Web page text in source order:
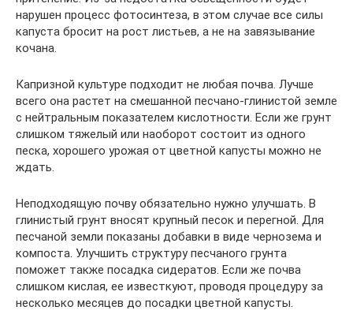
нарушен процесс фотосинтеза, в этом случае все силы
капуста бросит на рост листьев, а не на завязывание
кочана.
Капризной культуре подходит не любая почва. Лучше
всего она растет на смешанной песчано-глинистой земле
с нейтральным показателем кислотности. Если же грунт
слишком тяжелый или наоборот состоит из одного
песка, хорошего урожая от цветной капусты можно не
ждать.
Неподходящую почву обязательно нужно улучшать. В
глинистый грунт вносят крупный песок и перегной. Для
песчаной земли показаны добавки в виде чернозема и
компоста. Улучшить структуру песчаного грунта
поможет также посадка сидератов. Если же почва
слишком кислая, ее известкуют, проводя процедуру за
несколько месяцев до посадки цветной капусты.